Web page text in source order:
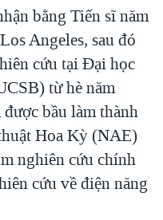
bằng Tiến sĩ năm
Angeles, sau đó
cứu tại Đại học
từ hè năm
bầu làm thành
Hoa Kỳ (NAE)
nghiên cứu chính
cứu về điện năng